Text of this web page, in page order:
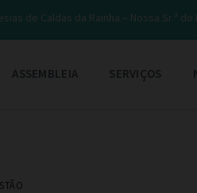
de Caldas da Rainha – Nossa Sr.ª
ASSEMBLEIA SERVIÇOS